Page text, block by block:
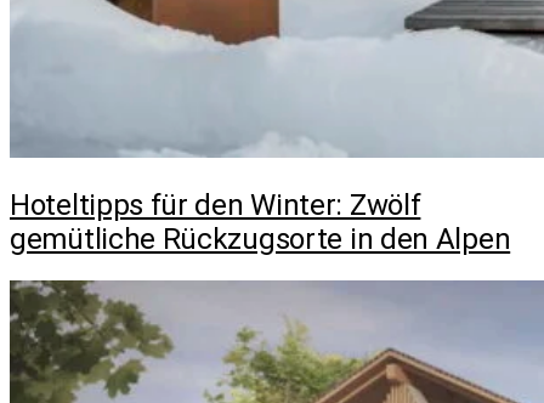
Hoteltipps für den Winter: Zwölf
gemütliche Rückzugsorte in den Alpen